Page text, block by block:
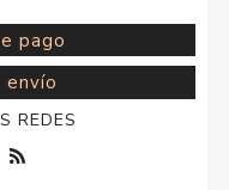
pago
envío
REDES